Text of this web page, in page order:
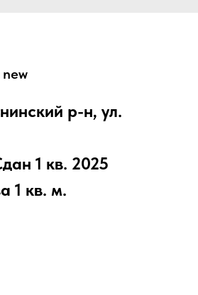
р-н, ул.
1 кв. 2025
1 кв. м.